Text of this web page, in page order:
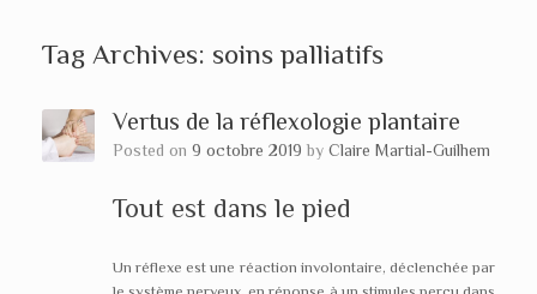
Tag Archives: soins palliatifs
Vertus de la réflexologie plantaire
Posted on 9 octobre 2019 by Claire Martial-Guilhem
Tout est dans le pied
Un réflexe est une réaction involontaire, déclenchée par